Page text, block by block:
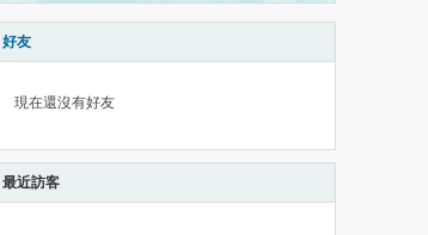
好友
現在還沒有好友
最近訪客